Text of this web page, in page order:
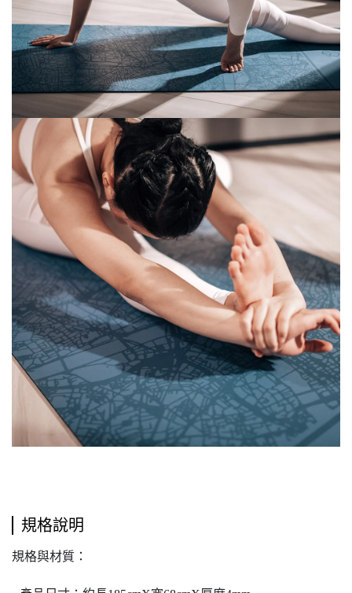
規格說明
規格與材質：